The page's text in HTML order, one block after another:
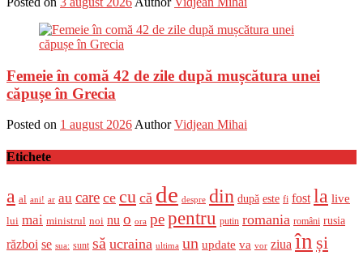
Femeie în comă 42 de zile după mușcătura unei
căpușe în Grecia
Posted on 1 august 2026 Author Vidjean Mihai
Etichete
a al ani! ar au care ce cu că de despre din după este fi fost la live
lui mai ministrul noi nu o ora pepentru putin romania români rusia
război se sua: sunt să ucraina ultima un update va vor ziua în și